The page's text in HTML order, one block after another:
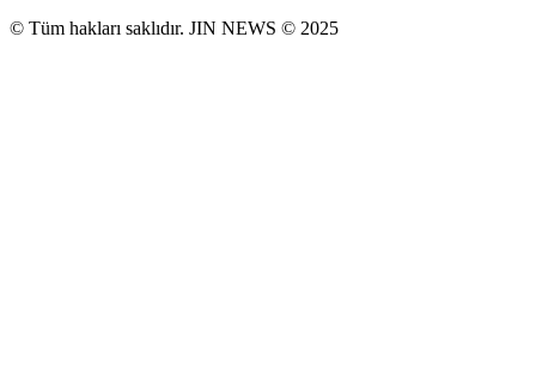
© Tüm hakları saklıdır. JIN NEWS © 2025